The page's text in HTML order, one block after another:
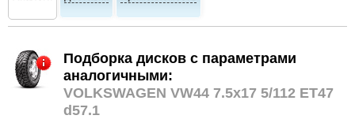
Подборка дисков с параметрами
аналогичными:
VOLKSWAGEN VW44 7.5x17 5/112 ET47
d57.1